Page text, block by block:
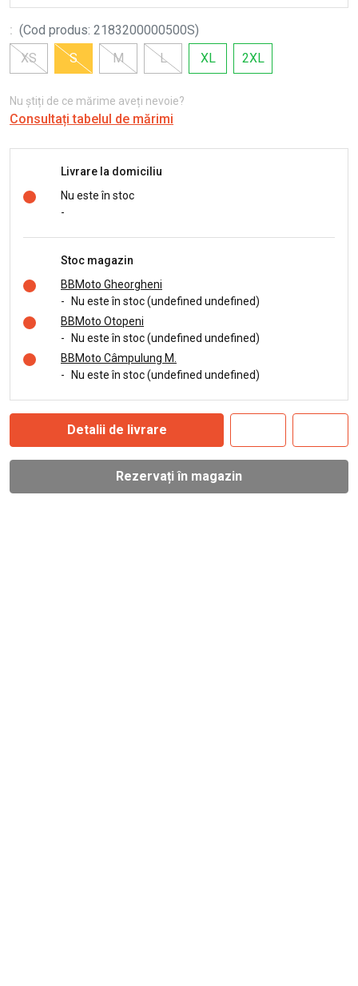
: (Cod produs: 2183200000500S)
XS
S M L XL 2XL
Nu știți de ce mărime aveți nevoie?
Consultați tabelul de mărimi
Livrare la domiciliu
Nu este în stoc
-
Stoc magazin
BBMoto Gheorgheni
-
Nu este în stoc (undefined undefined)
BBMoto Otopeni
-
Nu este în stoc (undefined undefined)
BBMoto Câmpulung M.
-
Nu este în stoc (undefined undefined)
Detalii de livrare
Rezervați în magazin